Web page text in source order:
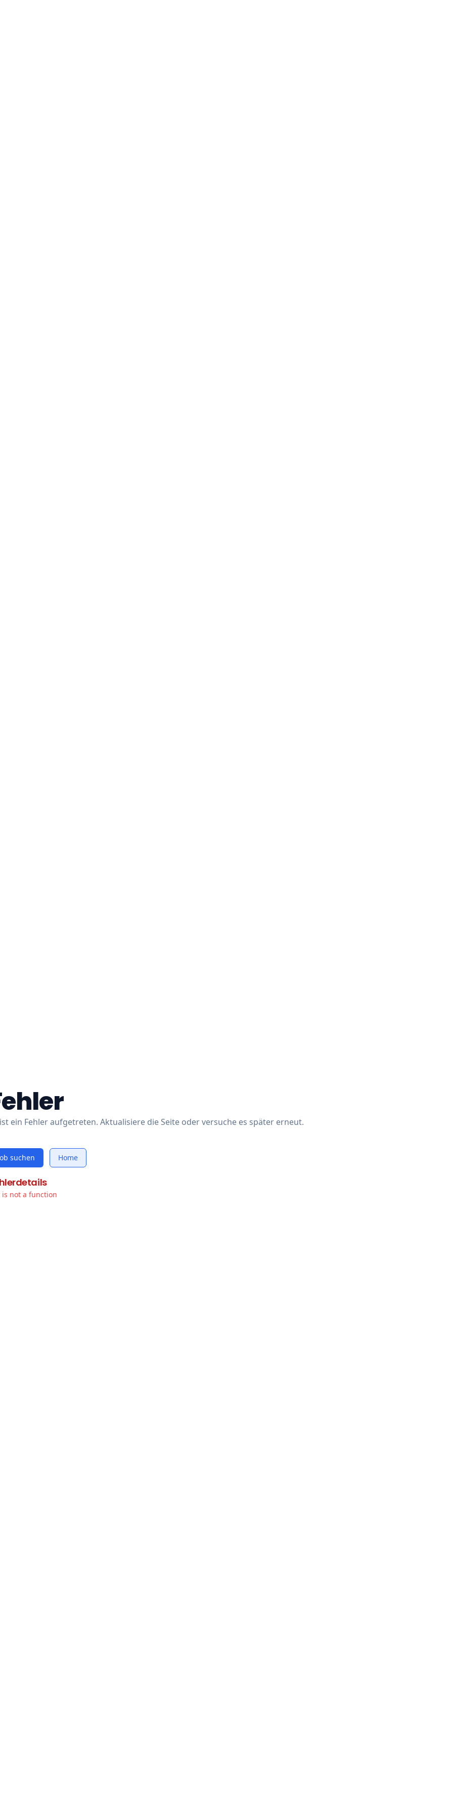
ein Fehler aufgetreten. Aktualisiere die Seite oder versuche es später erneut.
suchen Home
is not a function